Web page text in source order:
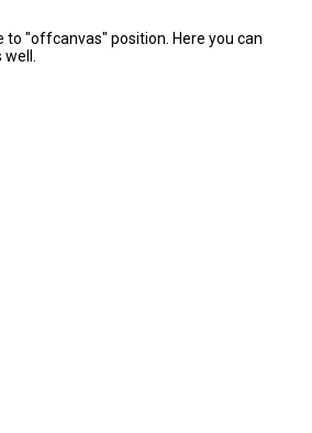
to "offcanvas" position. Here you can